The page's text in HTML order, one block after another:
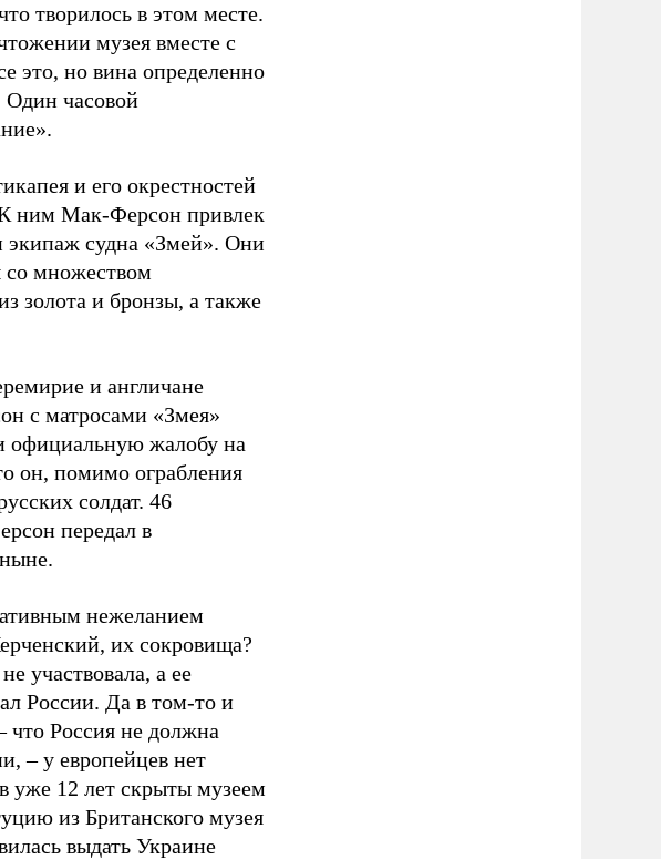
творилось в этом месте.
музея вместе с
это, но вина определенно
Один часовой
и его окрестностей
К ним Мак-Ферсон привлек
экипаж судна «Змей». Они
со множеством
золота и бронзы, а также
и англичане
с матросами «Змея»
официальную жалобу на
он, помимо ограбления
солдат. 46
передал в
нежеланием
их сокровища?
участвовала, а ее
России. Да в том-то и
что Россия не должна
– у европейцев нет
уже 12 лет скрыты музеем
из Британского музея
выдать Украине